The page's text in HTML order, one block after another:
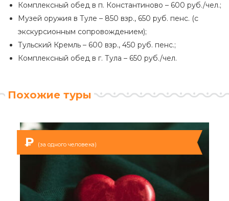
Комплексный обед в п. Константиново – 600 руб./чел.;
Музей оружия в Туле – 850 взр., 650 руб. пенс. (с
экскурсионным сопровождением);
Тульский Кремль – 600 взр., 450 руб. пенс.;
Комплексный обед в г. Тула – 650 руб./чел.
Похожие туры
₽ (за одного человека)